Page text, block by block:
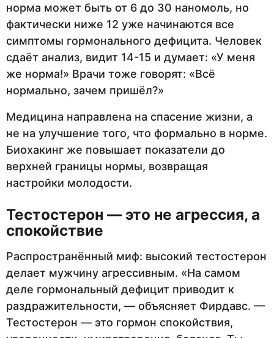
норма может быть от 6 до 30 наномоль, но
фактически ниже 12 уже начинаются все
симптомы гормонального дефицита. Человек
сдаёт анализ, видит 14-15 и думает: «У меня
же норма!» Врачи тоже говорят: «Всё
нормально, зачем пришёл?»
Медицина направлена на спасение жизни, а
не на улучшение того, что формально в норме.
Биохакинг же повышает показатели до
верхней границы нормы, возвращая
настройки молодости.
Тестостерон — это не агрессия, а
спокойствие
Распространённый миф: высокий тестостерон
делает мужчину агрессивным. «На самом
деле гормональный дефицит приводит к
раздражительности, — объясняет Фирдавс. —
Тестостерон — это гормон спокойствия,